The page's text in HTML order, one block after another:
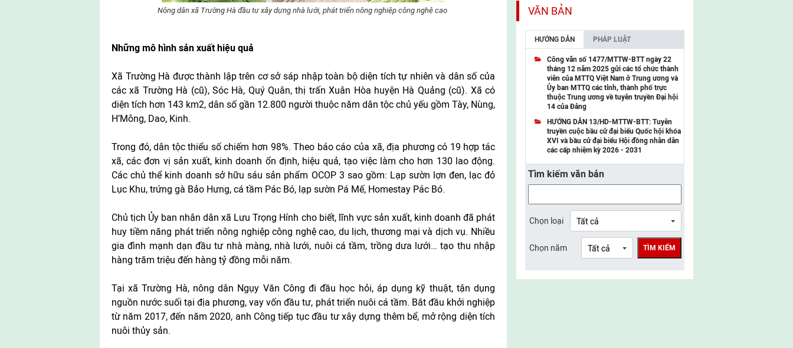
Nông dân xã Trường Hà đầu tư xây dựng nhà lưới, phát triển nông nghiệp công nghệ cao
Những mô hình sản xuất hiệu quả
Xã Trường Hà được thành lập trên cơ sở sáp nhập toàn bộ diện tích tự nhiên và dân số của
các xã Trường Hà (cũ), Sóc Hà, Quý Quân, thị trấn Xuân Hòa huyện Hà Quảng (cũ). Xã có
diện tích hơn 143 km2, dân số gần 12.800 người thuộc năm dân tộc chủ yếu gồm Tày, Nùng,
H’Mông, Dao, Kinh.
Trong đó, dân tộc thiểu số chiếm hơn 98%. Theo báo cáo của xã, địa phương có 19 hợp tác
xã, các đơn vị sản xuất, kinh doanh ổn định, hiệu quả, tạo việc làm cho hơn 130 lao động.
Các chủ thể kinh doanh sở hữu sáu sản phẩm OCOP 3 sao gồm: Lạp sườn lợn đen, lạc đỏ
Lục Khu, trứng gà Bảo Hưng, cá tầm Pác Bó, lạp sườn Pá Mế, Homestay Pác Bó.
Chủ tịch Ủy ban nhân dân xã Lưu Trọng Hính cho biết, lĩnh vực sản xuất, kinh doanh đã phát
huy tiềm năng phát triển nông nghiệp công nghệ cao, du lịch, thương mại và dịch vụ. Nhiều
gia đình mạnh dạn đầu tư nhà màng, nhà lưới, nuôi cá tầm, trồng dưa lưới… tạo thu nhập
hàng trăm triệu đến hàng tỷ đồng mỗi năm.
Tại xã Trường Hà, nông dân Ngụy Văn Công đi đầu học hỏi, áp dụng kỹ thuật, tận dụng
nguồn nước suối tại địa phương, vay vốn đầu tư, phát triển nuôi cá tầm. Bắt đầu khởi nghiệp
từ năm 2017, đến năm 2020, anh Công tiếp tục đầu tư xây dựng thêm bể, mở rộng diện tích
nuôi thủy sản.
UBMTTQ Việt Nam TP. Cần Thơ
UBMTTQ Việt Nam tỉnh Quảng Ninh
UBMTTQ Việt Nam tỉnh Cao Bằng
UBMTTQ Việt Nam tỉnh Lạng Sơn
UBMTTQ Việt Nam tỉnh Lai Châu
UBMTTQ Việt Nam tỉnh Điện Biên
UBMTTQ Việt Nam tỉnh Sơn La
UBMTTQ Việt Nam tỉnh Thanh Hóa
UBMTTQ Việt Nam tỉnh Nghệ An
UBMTTQ Việt Nam tỉnh Lào Cai
UBMTTQ Việt Nam tỉnh Thái Nguyên
VĂN BẢN
HƯỚNG DẪN PHÁP LUẬT
Công văn số 1477/MTTW-BTT ngày 22
tháng 12 năm 2025 gửi các tổ chức thành
viên của MTTQ Việt Nam ở Trung ương và
Ủy ban MTTQ các tỉnh, thành phố trực
thuộc Trung ương về tuyên truyền Đại hội
14 của Đảng
HƯỚNG DẪN 13/HD-MTTW-BTT: Tuyên
truyền cuộc bầu cử đại biểu Quốc hội khóa
XVI và bầu cử đại biểu Hội đồng nhân dân
các cấp nhiệm kỳ 2026 - 2031
Tìm kiếm văn bản
Chọn loại
Chọn năm TÌM KIẾM